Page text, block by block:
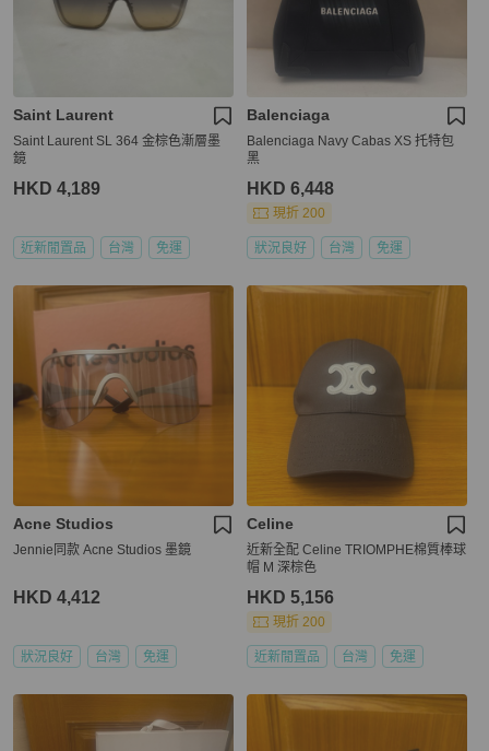
Saint Laurent
Saint Laurent SL 364 金棕色漸層墨
鏡
HKD 4,189
近新閒置品 台灣 免運
Balenciaga
Balenciaga Navy Cabas XS 托特包
黑
HKD 6,448
現折 200
狀況良好 台灣 免運
Acne Studios
Jennie同款 Acne Studios 墨鏡
HKD 4,412
狀況良好 台灣 免運
Celine
近新全配 Celine TRIOMPHE棉質棒球
帽 M 深棕色
HKD 5,156
現折 200
近新閒置品 台灣 免運